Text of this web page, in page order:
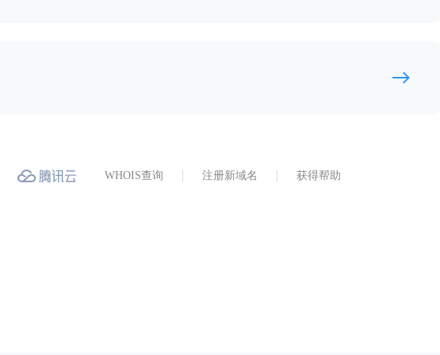
WHOIS查询 注册新域名 获得帮助